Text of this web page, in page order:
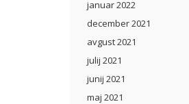
januar 2022
december 2021
avgust 2021
julij 2021
junij 2021
maj 2021